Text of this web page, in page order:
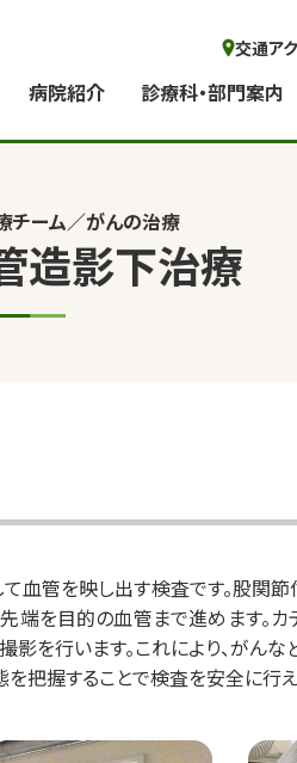
交通ア
病院紹介 診療科・部門案内
チーム／がんの治療
造影下治療
血管を映し出す検査です。股関
端を目的の血管まで進めます。
影を行います。これにより、が
把握することで検査を安全に行え